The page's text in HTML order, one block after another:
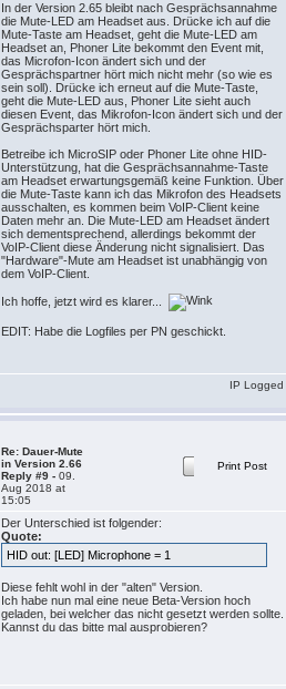
In der Version 2.65 bleibt nach Gesprächsannahme
die Mute-LED am Headset aus. Drücke ich auf die
Mute-Taste am Headset, geht die Mute-LED am
Headset an, Phoner Lite bekommt den Event mit,
das Microfon-Icon ändert sich und der
Gesprächspartner hört mich nicht mehr (so wie es
sein soll). Drücke ich erneut auf die Mute-Taste,
geht die Mute-LED aus, Phoner Lite sieht auch
diesen Event, das Mikrofon-Icon ändert sich und der
Gesprächsparter hört mich.
Betreibe ich MicroSIP oder Phoner Lite ohne HID-
Unterstützung, hat die Gesprächsannahme-Taste
am Headset erwartungsgemäß keine Funktion. Über
die Mute-Taste kann ich das Mikrofon des Headsets
ausschalten, es kommen beim VoIP-Client keine
Daten mehr an. Die Mute-LED am Headset ändert
sich dementsprechend, allerdings bekommt der
VoIP-Client diese Änderung nicht signalisiert. Das
"Hardware"-Mute am Headset ist unabhängig von
dem VoIP-Client.
Ich hoffe, jetzt wird es klarer...
EDIT: Habe die Logfiles per PN geschickt.
IP Logged
Re: Dauer-Mute
in Version 2.66
Reply #9 - 09.
Aug 2018 at
15:05
Print Post
Der Unterschied ist folgender:
Quote:
HID out: [LED] Microphone = 1
Diese fehlt wohl in der "alten" Version.
Ich habe nun mal eine neue Beta-Version hoch
geladen, bei welcher das nicht gesetzt werden sollte.
Kannst du das bitte mal ausprobieren?